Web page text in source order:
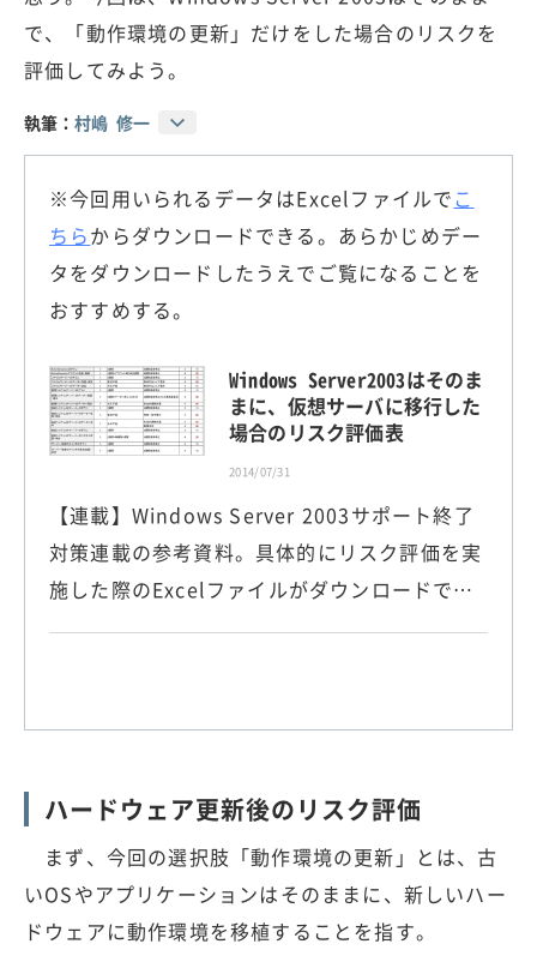
で、「動作環境の更新」だけをした場合のリスクを
評価してみよう。
執筆： 村嶋 修一
※今回用いられるデータはExcelファイルでこ
ちらからダウンロードできる。あらかじめデー
タをダウンロードしたうえでご覧になることを
おすすめする。
Windows Server2003はそのま
まに、仮想サーバに移行した
場合のリスク評価表
2014/07/31
【連載】Windows Server 2003サポート終了
対策連載の参考資料。具体的にリスク評価を実
施した際のExcelファイルがダウンロードで…
ハードウェア更新後のリスク評価
まず、今回の選択肢「動作環境の更新」とは、古
いOSやアプリケーションはそのままに、新しいハー
ドウェアに動作環境を移植することを指す。